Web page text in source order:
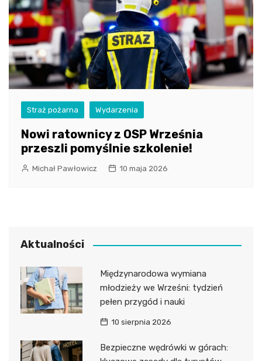
Straż pożarna Wydarzenia
Nowi ratownicy z OSP Września
przeszli pomyślnie szkolenie!
Michał Pawłowicz 10 maja 2026
Aktualności
Międzynarodowa wymiana
młodzieży we Wrześni: tydzień
pełen przygód i nauki
10 sierpnia 2026
Bezpieczne wędrówki w górach: